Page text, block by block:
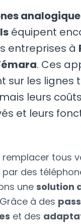
équipent
entreprises à
. Ces
sur les lignes
leurs
et leurs
remplacer tous
des
une solution
à des
et des